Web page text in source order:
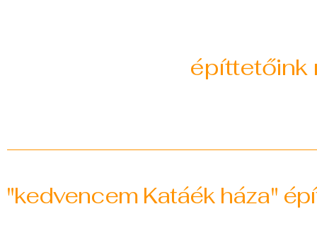
építtetőink
"kedvencem Katáék háza"